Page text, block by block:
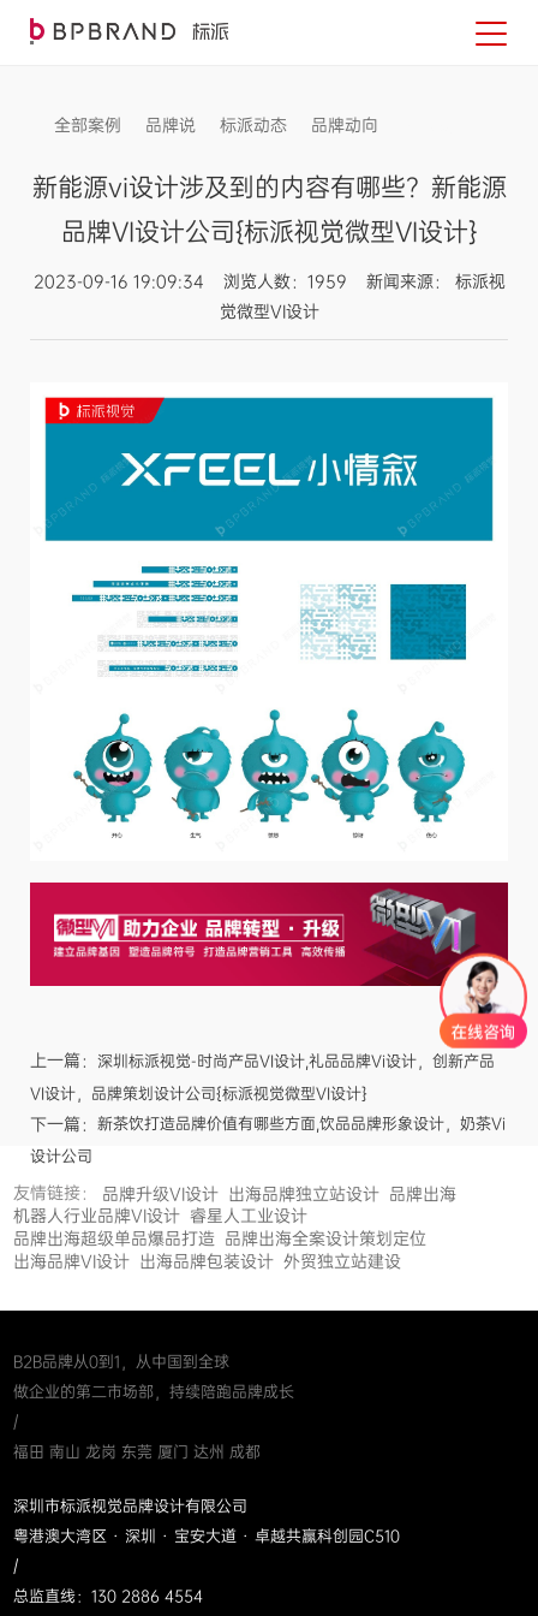
全部案例 品牌说 标派动态 品牌动向
新能源vi设计涉及到的内容有哪些？新能源
品牌VI设计公司{标派视觉微型VI设计}
2023-09-16 19:09:34 浏览人数：1959 新闻来源： 标派视
觉微型VI设计
上一篇： 深圳标派视觉-时尚产品VI设计,礼品品牌Vi设计，创新产品
VI设计，品牌策划设计公司{标派视觉微型VI设计}
下一篇： 新茶饮打造品牌价值有哪些方面,饮品品牌形象设计，奶茶Vi
设计公司
友情链接： 品牌升级VI设计 出海品牌独立站设计 品牌出海
机器人行业品牌VI设计 睿星人工业设计
品牌出海超级单品爆品打造 品牌出海全案设计策划定位
出海品牌VI设计 出海品牌包装设计 外贸独立站建设
B2B品牌从0到1，从中国到全球
做企业的第二市场部，持续陪跑品牌成长
/
福田 南山 龙岗 东莞 厦门 达州 成都
深圳市标派视觉品牌设计有限公司
粤港澳大湾区 · 深圳 · 宝安大道 · 卓越共赢科创园C510
/
总监直线：130 2886 4554